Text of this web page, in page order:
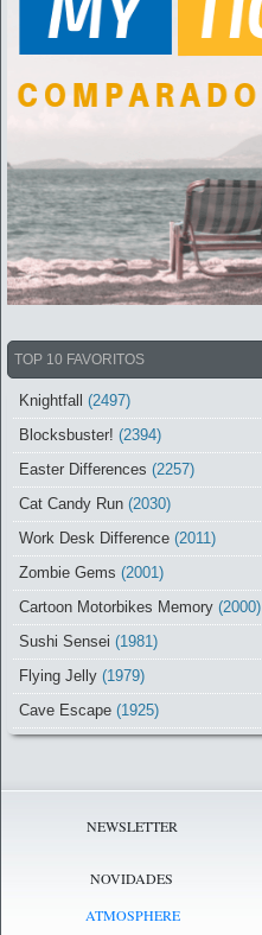
TOP 10 FAVORITOS
Knightfall
(2497)
Blocksbuster! (2394)
Easter Differences (2257)
Cat Candy Run (2030)
Work Desk Difference (2011)
Zombie Gems (2001)
Cartoon Motorbikes Memory (2000)
Sushi Sensei (1981)
Flying Jelly (1979)
Cave Escape (1925)
NEWSLETTER
NOVIDADES
ATMOSPHERE